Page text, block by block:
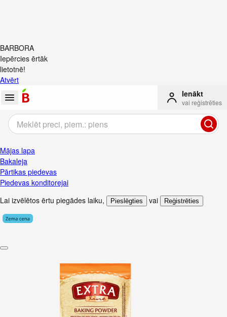
BARBORA
Iepērcies ērtāk
lietotnē!
Atvērt
Ienākt
vai reģistrēties
Mājas lapa
Bakaleja
Pārtikas piedevas
Piedevas konditorejai
Lai izvēlētos ērtu piegādes laiku, Pieslēgties vai Reģistrēties